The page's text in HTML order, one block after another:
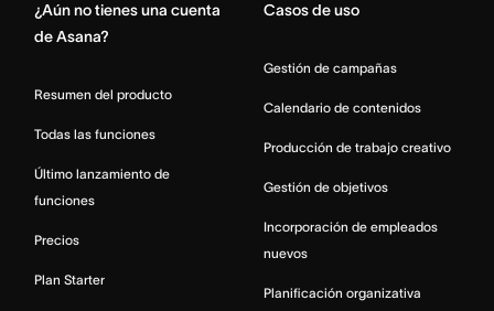
¿Aún no tienes una cuenta
de Asana?
Resumen del producto
Todas las funciones
Último lanzamiento de
funciones
Precios
Plan Starter
Casos de uso
Gestión de campañas
Calendario de contenidos
Producción de trabajo creativo
Gestión de objetivos
Incorporación de empleados
nuevos
Planificación organizativa